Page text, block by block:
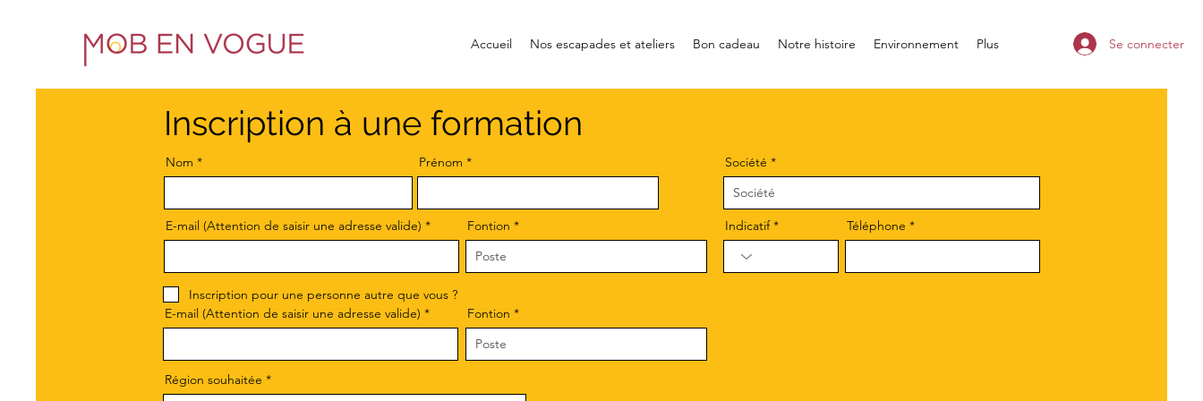
Accueil Nos escapades et ateliers Bon cadeau Notre histoire Environnement Plus Se connecter
Inscription à une formation
Nom Prénom
E-mail (Attention de saisir une adresse valide) Fontion
Société
Indicatif Téléphone
Inscription pour une personne autre que vous ?
E-mail (Attention de saisir une adresse valide)
Fontion
Région souhaitée